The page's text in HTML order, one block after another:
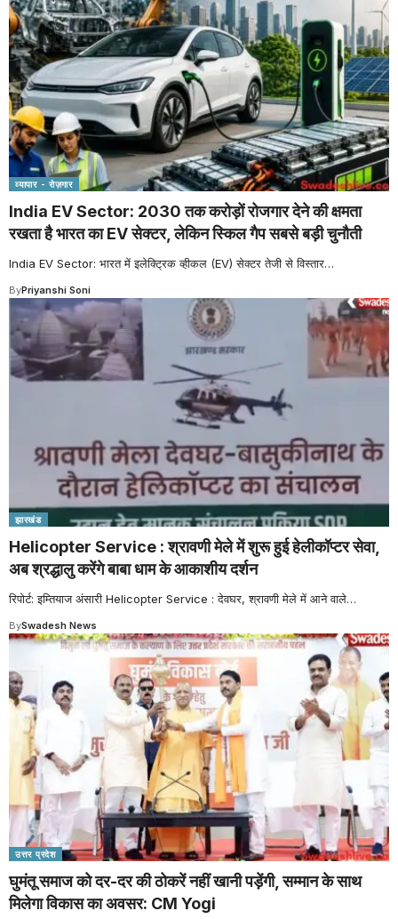
व्यापार - रोज़गार
India EV Sector: 2030 तक करोड़ों रोजगार देने की क्षमता
रखता है भारत का EV सेक्टर, लेकिन स्किल गैप सबसे बड़ी चुनौती
India EV Sector: भारत में इलेक्ट्रिक व्हीकल (EV) सेक्टर तेजी से विस्तार…
ByPriyanshi Soni
झारखंड
Helicopter Service : श्रावणी मेले में शुरू हुई हेलीकॉप्टर सेवा,
अब श्रद्धालु करेंगे बाबा धाम के आकाशीय दर्शन
रिपोर्ट: इम्तियाज अंसारी Helicopter Service : देवघर, श्रावणी मेले में आने वाले…
BySwadesh News
उत्तर प्रदेश
घुमंतू समाज को दर-दर की ठोकरें नहीं खानी पड़ेंगी, सम्मान के साथ
मिलेगा विकास का अवसर: CM Yogi